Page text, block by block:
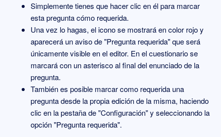
Simplemente tienes que hacer clic en él para marcar
esta pregunta cómo requerida.
Una vez lo hagas, el icono se mostrará en color rojo y
aparecerá un aviso de "Pregunta requerida" que será
únicamente visible en el editor. En el cuestionario se
marcará con un asterisco al final del enunciado de la
pregunta.
También es posible marcar como requerida una
pregunta desde la propia edición de la misma, haciendo
clic en la pestaña de "Configuración" y seleccionando la
opción "Pregunta requerida".